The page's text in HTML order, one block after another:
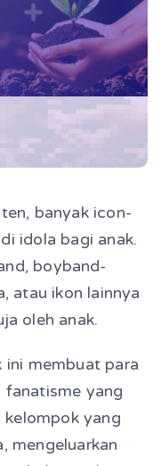
banyak icon-
idola bagi anak.
boyband-
atau ikon lainnya
oleh anak.
ini membuat para
fanatisme yang
kelompok yang
mengeluarkan